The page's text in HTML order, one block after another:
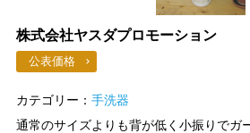
株式会社ヤスダプロモーション
公表価格
カテゴリー：手洗器
通常のサイズよりも背が低く小振りでガ